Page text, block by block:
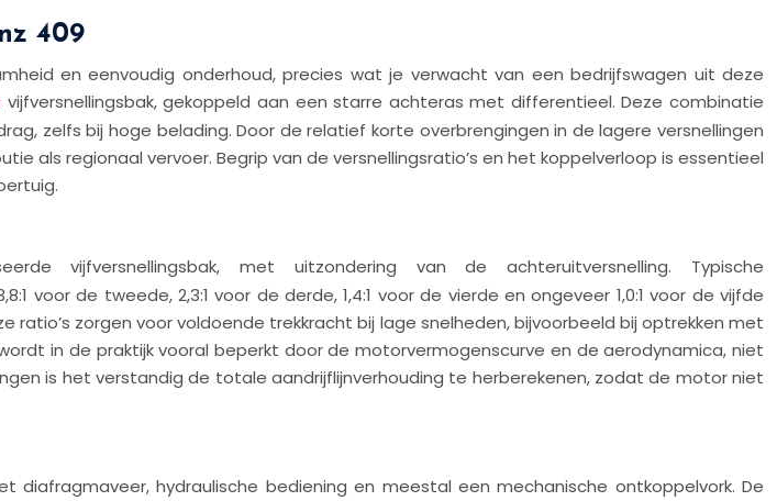
409
en eenvoudig onderhoud, precies wat je verwacht van een bedrijfswagen uit deze
vijfversnellingsbak, gekoppeld aan een starre achteras met differentieel. Deze combinatie
zelfs bij hoge belading. Door de relatief korte overbrengingen in de lagere versnellingen
als regionaal vervoer. Begrip van de versnellingsratio’s en het koppelverloop is essentieel
vijfversnellingsbak, met uitzondering van de achteruitversnelling. Typische
voor de tweede, 2,3:1 voor de derde, 1,4:1 voor de vierde en ongeveer 1,0:1 voor de vijfde
zorgen voor voldoende trekkracht bij lage snelheden, bijvoorbeeld bij optrekken met
in de praktijk vooral beperkt door de motorvermogenscurve en de aerodynamica, niet
is het verstandig de totale aandrijflijnverhouding te herberekenen, zodat de motor niet
hydraulische bediening en meestal een mechanische ontkoppelvork. De